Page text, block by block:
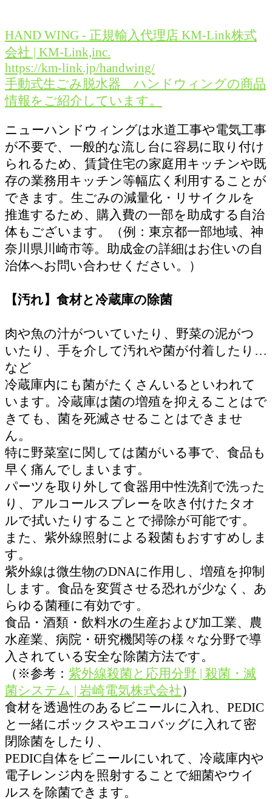
HAND WING - 正規輸入代理店 KM-Link株式
会社 | KM-Link,inc.
https://km-link.jp/handwing/
手動式生ごみ脱水器 ハンドウィングの商品
情報をご紹介しています。
ニューハンドウィングは水道工事や電気工事
が不要で、一般的な流し台に容易に取り付け
られるため、賃貸住宅の家庭用キッチンや既
存の業務用キッチン等幅広く利用することが
できます。生ごみの減量化・リサイクルを
推進するため、購入費の一部を助成する自治
体もございます。（例：東京都一部地域、神
奈川県川崎市等。助成金の詳細はお住いの自
治体へお問い合わせください。）
【汚れ】食材と冷蔵庫の除菌
肉や魚の汁がついていたり、野菜の泥がつ
いたり、手を介して汚れや菌が付着したり…
など
冷蔵庫内にも菌がたくさんいるといわれて
います。冷蔵庫は菌の増殖を抑えることはで
きても、菌を死滅させることはできませ
ん。
特に野菜室に関しては菌がいる事で、食品も
早く痛んでしまいます。
パーツを取り外して食器用中性洗剤で洗った
り、アルコールスプレーを吹き付けたタオ
ルで拭いたりすることで掃除が可能です。
また、紫外線照射による殺菌もおすすめしま
す。
紫外線は微生物のDNAに作用し、増殖を抑制
します。食品を変質させる恐れが少なく、あ
らゆる菌種に有効です。
食品・酒類・飲料水の生産および加工業、農
水産業、病院・研究機関等の様々な分野で導
入されている安全な除菌方法です。
（※参考： 紫外線殺菌と応用分野 | 殺菌・滅
菌システム | 岩崎電気株式会社）
食材を透過性のあるビニールに入れ、PEDIC
と一緒にボックスやエコバッグに入れて密
閉除菌をしたり、
PEDIC自体をビニールにいれて、冷蔵庫内や
電子レンジ内を照射することで細菌やウイ
ルスを除菌できます。